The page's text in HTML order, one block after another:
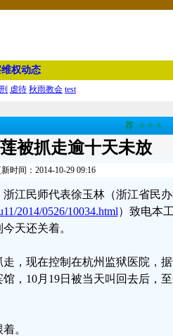
权动态
虐待 秋雨教会 test
荐 ★★★
被抓走逾十天未放
时间：2014-10-29 09:16
江民师代表徐玉林（浙江省民
2014/0526/10034.html）致电本
天还关着。
，现在控制在杭州监狱医院，
，10月19日被当天叫回去后，
。